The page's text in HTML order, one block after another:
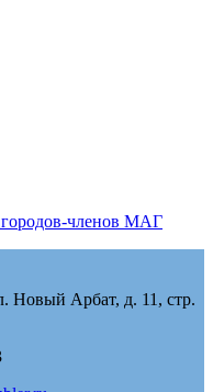
членов МАГ
Новый Арбат, д. 11, стр.